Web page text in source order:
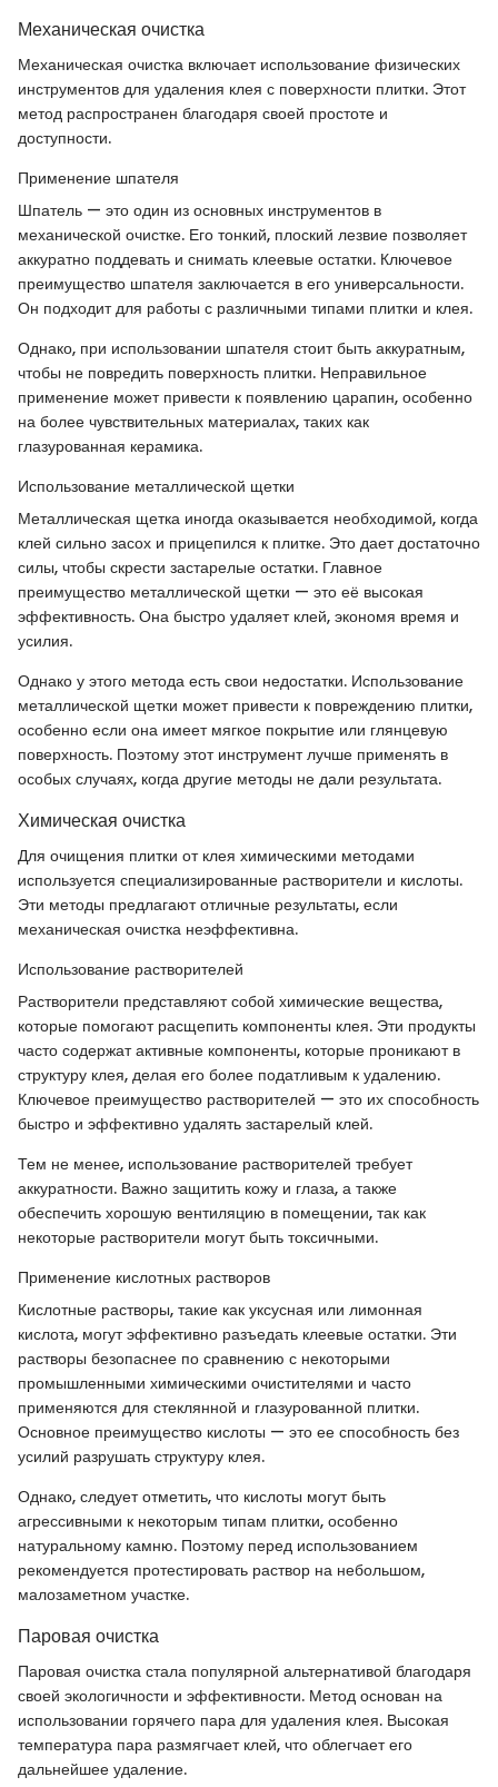
Механическая очистка
Механическая очистка включает использование физических
инструментов для удаления клея с поверхности плитки. Этот
метод распространен благодаря своей простоте и
доступности.
Применение шпателя
Шпатель — это один из основных инструментов в
механической очистке. Его тонкий, плоский лезвие позволяет
аккуратно поддевать и снимать клеевые остатки. Ключевое
преимущество шпателя заключается в его универсальности.
Он подходит для работы с различными типами плитки и клея.
Однако, при использовании шпателя стоит быть аккуратным,
чтобы не повредить поверхность плитки. Неправильное
применение может привести к появлению царапин, особенно
на более чувствительных материалах, таких как
глазурованная керамика.
Использование металлической щетки
Металлическая щетка иногда оказывается необходимой, когда
клей сильно засох и прицепился к плитке. Это дает достаточно
силы, чтобы скрести застарелые остатки. Главное
преимущество металлической щетки — это её высокая
эффективность. Она быстро удаляет клей, экономя время и
усилия.
Однако у этого метода есть свои недостатки. Использование
металлической щетки может привести к повреждению плитки,
особенно если она имеет мягкое покрытие или глянцевую
поверхность. Поэтому этот инструмент лучше применять в
особых случаях, когда другие методы не дали результата.
Химическая очистка
Для очищения плитки от клея химическими методами
используется специализированные растворители и кислоты.
Эти методы предлагают отличные результаты, если
механическая очистка неэффективна.
Использование растворителей
Растворители представляют собой химические вещества,
которые помогают расщепить компоненты клея. Эти продукты
часто содержат активные компоненты, которые проникают в
структуру клея, делая его более податливым к удалению.
Ключевое преимущество растворителей — это их способность
быстро и эффективно удалять застарелый клей.
Тем не менее, использование растворителей требует
аккуратности. Важно защитить кожу и глаза, а также
обеспечить хорошую вентиляцию в помещении, так как
некоторые растворители могут быть токсичными.
Применение кислотных растворов
Кислотные растворы, такие как уксусная или лимонная
кислота, могут эффективно разъедать клеевые остатки. Эти
растворы безопаснее по сравнению с некоторыми
промышленными химическими очистителями и часто
применяются для стеклянной и глазурованной плитки.
Основное преимущество кислоты — это ее способность без
усилий разрушать структуру клея.
Однако, следует отметить, что кислоты могут быть
агрессивными к некоторым типам плитки, особенно
натуральному камню. Поэтому перед использованием
рекомендуется протестировать раствор на небольшом,
малозаметном участке.
Паровая очистка
Паровая очистка стала популярной альтернативой благодаря
своей экологичности и эффективности. Метод основан на
использовании горячего пара для удаления клея. Высокая
температура пара размягчает клей, что облегчает его
дальнейшее удаление.